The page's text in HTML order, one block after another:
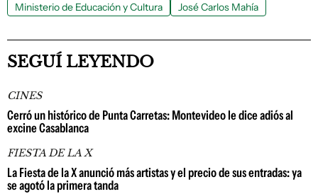
Ministerio de Educación y Cultura
José Carlos Mahía
SEGUÍ LEYENDO
CINES
Cerró un histórico de Punta Carretas: Montevideo le dice adiós al
excine Casablanca
FIESTA DE LA X
La Fiesta de la X anunció más artistas y el precio de sus entradas: ya
se agotó la primera tanda